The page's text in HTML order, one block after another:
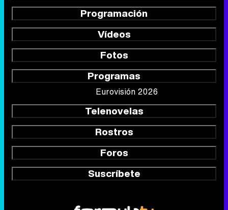
Programación
Vídeos
Fotos
Programas
Eurovisión 2026
Telenovelas
Rostros
Foros
Suscríbete